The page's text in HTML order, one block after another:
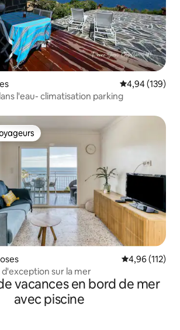
Évaluation
4,94 (139)
l'eau- climatisation parking
Évaluation
4,96 (112)
sur la mer
vacances en bord de mer
avec piscine